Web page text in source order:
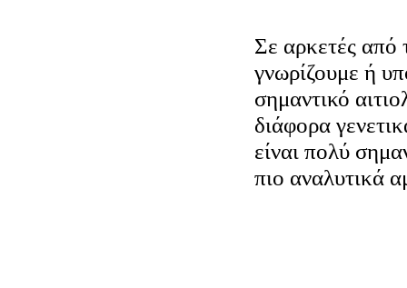
Σε αρκετές από
γνωρίζουμε ή
σημαντικό
διάφορα
είναι πολύ
πιο αναλυτικά